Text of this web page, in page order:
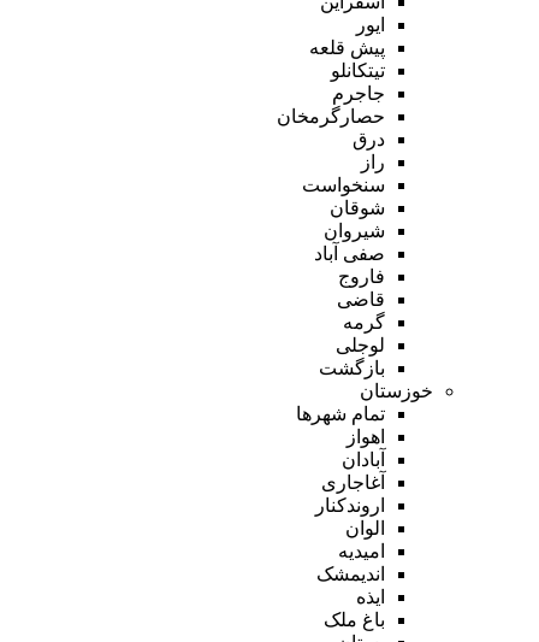
ایور
پیش قلعه
تیتکانلو
جاجرم
حصارگرمخان
درق
راز
سنخواست
شوقان
شیروان
صفی آباد
فاروج
قاضی
گرمه
لوجلی
بازگشت
خوزستان
تمام شهر‌ها
اهواز
آبادان
آغاجاری
اروندکنار
الوان
امیدیه
اندیمشک
ایذه
باغ ملک